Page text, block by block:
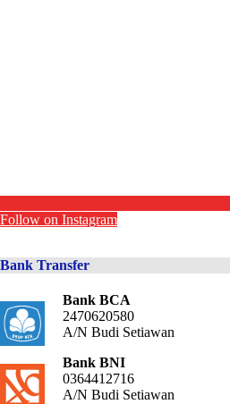
Follow on Instagram
Bank Transfer
Bank BCA
2470620580
A/N Budi Setiawan
Bank BNI
0364412716
A/N Budi Setiawan